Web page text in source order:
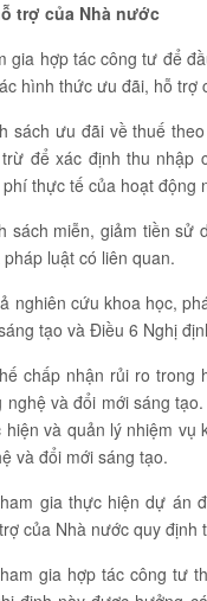
trợ của Nhà nước
gia hợp tác công tư để
hình thức ưu đãi, hỗ trợ
sách ưu đãi về thuế
để xác định thu nhập
thực tế của hoạt
sách miễn, giảm tiền sử
luật có liên quan.
nghiên cứu khoa học,
tạo và Điều 6 Nghị
chấp nhận rủi ro trong
nghệ và đổi mới sáng
và quản lý nhiệm
và đổi mới sáng tạo.
gia thực hiện dự án
của Nhà nước quy
gia hợp tác công tư